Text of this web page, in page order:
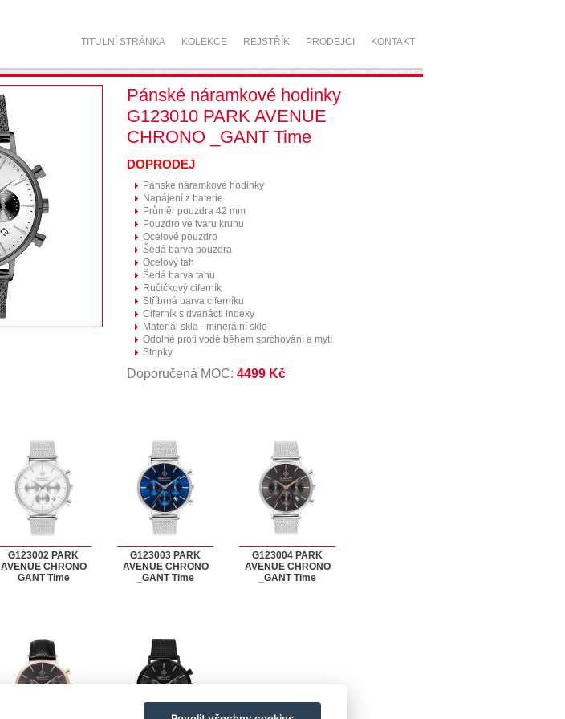
TITULNÍ STRÁNKA KOLEKCE REJSTŘÍK PRODEJCI KONTAKT
Pánské náramkové hodinky
G123010 PARK AVENUE
CHRONO _GANT Time
DOPRODEJ
Pánské náramkové hodinky
Napájení z baterie
Průměr pouzdra 42 mm
Pouzdro ve tvaru kruhu
Ocelové pouzdro
Šedá barva pouzdra
Ocelový tah
Šedá barva tahu
Ručičkový ciferník
Stříbrná barva ciferníku
Ciferník s dvanácti indexy
Materiál skla - minerální sklo
Odolné proti vodě během sprchování a mytí
Stopky
Doporučená MOC: 4499 Kč
G123002 PARK
AVENUE CHRONO
GANT Time
G123003 PARK
AVENUE CHRONO
_GANT Time
G123004 PARK
AVENUE CHRONO
_GANT Time